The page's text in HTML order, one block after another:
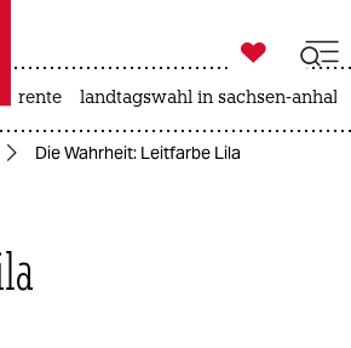
taz zahl ich
zahl ich

taz zahl ich
rente landtagswahl in sachsen-anhalt
Die Wahrheit: Leitfarbe Lila